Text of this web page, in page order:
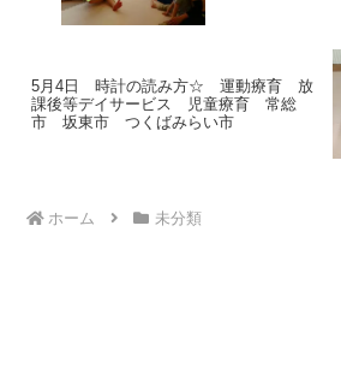
5月4日 時計の読み方☆ 運動療育 放
課後等デイサービス 児童療育 常総
市 坂東市 つくばみらい市
ホーム 未分類